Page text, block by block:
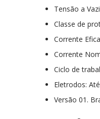
Tensão a
Classe de
Corrente
Corrente
Ciclo de
Eletrodos:
Versão 01.